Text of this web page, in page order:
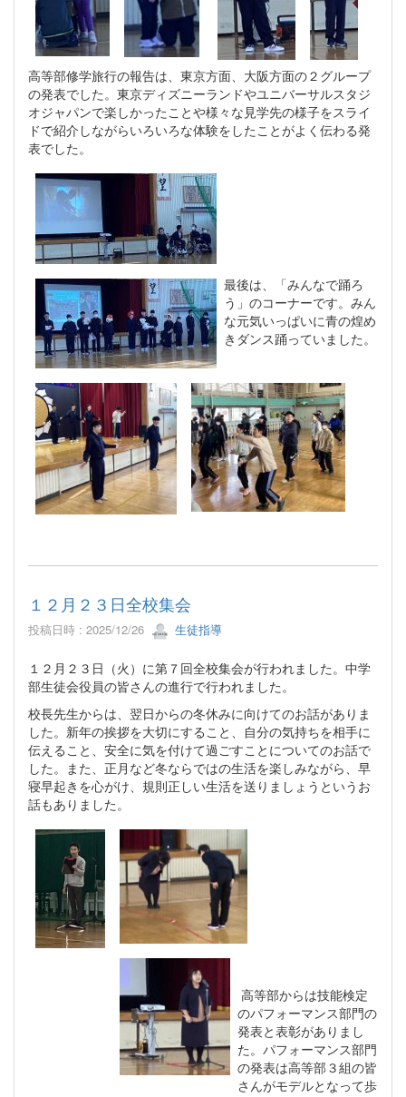
高等部修学旅行の報告は、東京方面、大阪方面の２グループ
の発表でした。東京ディズニーランドやユニバーサルスタジ
オジャパンで楽しかったことや様々な見学先の様子をスライ
ドで紹介しながらいろいろな体験をしたことがよく伝わる発
表でした。
最後は、「みんなで踊ろ
う」のコーナーです。みん
な元気いっぱいに青の煌め
きダンス踊っていました。
１２月２３日全校集会
投稿日時 : 2025/12/26 生徒指導
１２月２３日（火）に第７回全校集会が行われました。中学
部生徒会役員の皆さんの進行で行われました。
校長先生からは、翌日からの冬休みに向けてのお話がありま
した。新年の挨拶を大切にすること、自分の気持ちを相手に
伝えること、安全に気を付けて過ごすことについてのお話で
した。また、正月など冬ならではの生活を楽しみながら、早
寝早起きを心がけ、規則正しい生活を送りましょうというお
話もありました。
高等部からは技能検定
のパフォーマンス部門の
発表と表彰がありまし
た。パフォーマンス部門
の発表は高等部３組の皆
さんがモデルとなって歩